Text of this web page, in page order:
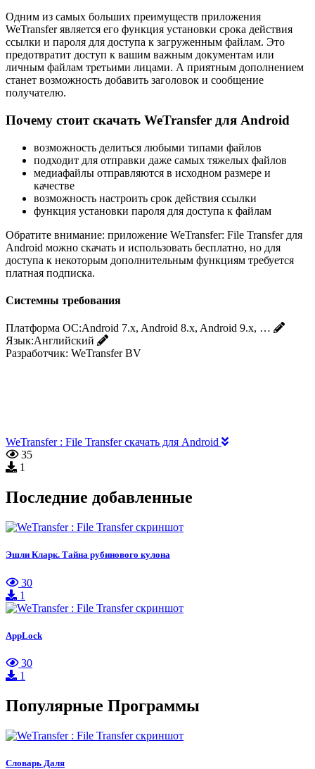
Одним из самых больших преимуществ приложения
WeTransfer является его функция установки срока действия
ссылки и пароля для доступа к загруженным файлам. Это
предотвратит доступ к вашим важным документам или
личным файлам третьими лицами. А приятным дополнением
станет возможность добавить заголовок и сообщение
получателю.
Почему стоит скачать WeTransfer для Android
возможность делиться любыми типами файлов
подходит для отправки даже самых тяжелых файлов
медиафайлы отправляются в исходном размере и
качестве
возможность настроить срок действия ссылки
функция установки пароля для доступа к файлам
Обратите внимание: приложение WeTransfer: File Transfer для
Android можно скачать и использовать бесплатно, но для
доступа к некоторым дополнительным функциям требуется
платная подписка.
Системны требования
Платформа ОС:Android 7.x, Android 8.x, Android 9.x, …
Язык:Английский
Разработчик: WeTransfer BV
WeTransfer : File Transfer скачать для Android
35
1
Последние добавленные
Эшли Кларк. Тайна рубинового кулона
30
1
AppLock
30
1
Популярные Программы
Словарь Даля